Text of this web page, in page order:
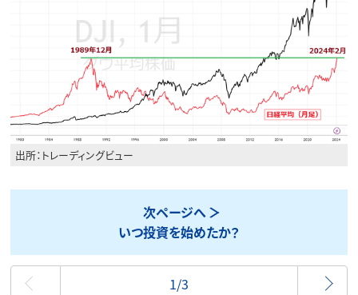
出所：トレーディングビュー
次ページへ
いつ投資を始めたか？
最初
1/3